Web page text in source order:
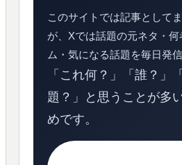
このサイトでは記事として
が、Xでは話題の元ネタ・
ム・気になる話題を毎日発
「これ何？」「誰？」
題？」と思うことが多
めです。